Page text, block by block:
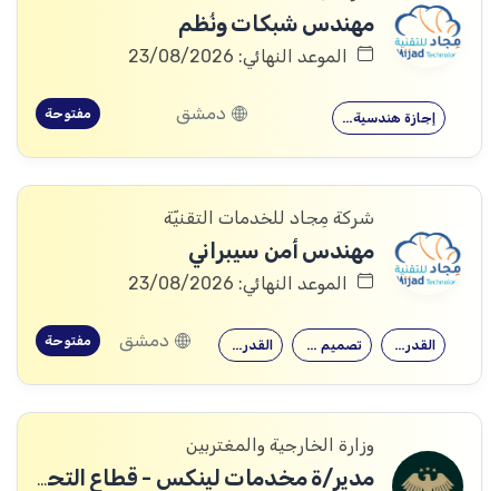
مهندس شبكات ونُظم
الموعد النهائي: 23/08/2026
إجازة هندسية… دمشق مفتوحة
شركة مِجاد للخدمات التقنيّة
مهندس أمن سيبراني
الموعد النهائي: 23/08/2026
القدرة على… تصميم وتنفيذ… القدرة على… دمشق مفتوحة
وزارة الخارجية والمغتربين
مدير/ة مخدمات لينكس - قطاع التحول الرقمي